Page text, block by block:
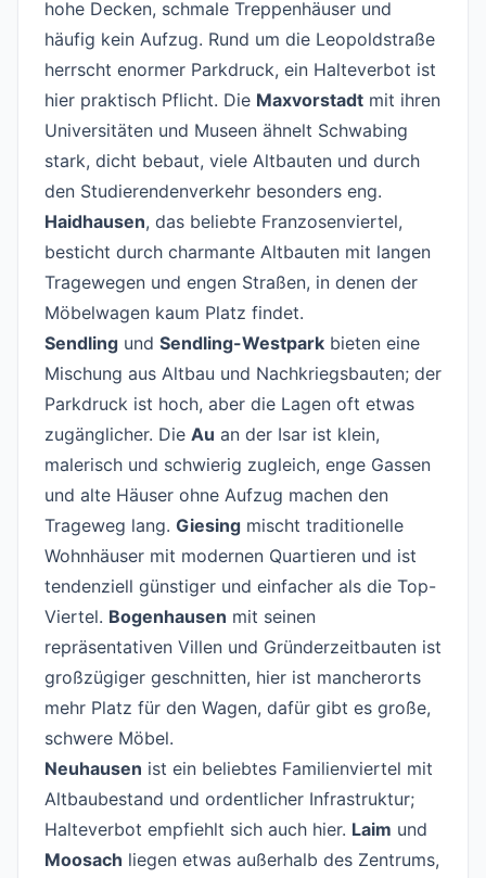
hohe Decken, schmale Treppenhäuser und
häufig kein Aufzug. Rund um die Leopoldstraße
herrscht enormer Parkdruck, ein Halteverbot ist
hier praktisch Pflicht. Die Maxvorstadt mit ihren
Universitäten und Museen ähnelt Schwabing
stark, dicht bebaut, viele Altbauten und durch
den Studierendenverkehr besonders eng.
Haidhausen, das beliebte Franzosenviertel,
besticht durch charmante Altbauten mit langen
Tragewegen und engen Straßen, in denen der
Möbelwagen kaum Platz findet.
Sendling und Sendling-Westpark bieten eine
Mischung aus Altbau und Nachkriegsbauten; der
Parkdruck ist hoch, aber die Lagen oft etwas
zugänglicher. Die Au an der Isar ist klein,
malerisch und schwierig zugleich, enge Gassen
und alte Häuser ohne Aufzug machen den
Trageweg lang. Giesing mischt traditionelle
Wohnhäuser mit modernen Quartieren und ist
tendenziell günstiger und einfacher als die Top-
Viertel. Bogenhausen mit seinen
repräsentativen Villen und Gründerzeitbauten ist
großzügiger geschnitten, hier ist mancherorts
mehr Platz für den Wagen, dafür gibt es große,
schwere Möbel.
Neuhausen ist ein beliebtes Familienviertel mit
Altbaubestand und ordentlicher Infrastruktur;
Halteverbot empfiehlt sich auch hier. Laim und
Moosach liegen etwas außerhalb des Zentrums,